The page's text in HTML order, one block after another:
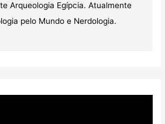
Arqueologia Egípcia. Atualmente
pelo Mundo e Nerdologia.